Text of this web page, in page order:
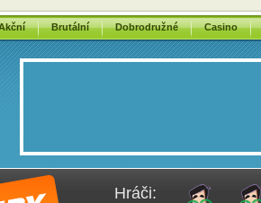
Brutální Dobrodružné Casino
Hráči: